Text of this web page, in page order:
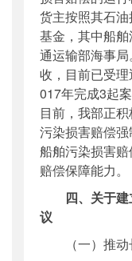
货主按照其石
基金，其中船
通运输部海事
收，目前已受
017年完成3起
目前，我部正
污染损害赔偿
船舶污染损害
赔偿保障能力。
四、关于
议
（一）推